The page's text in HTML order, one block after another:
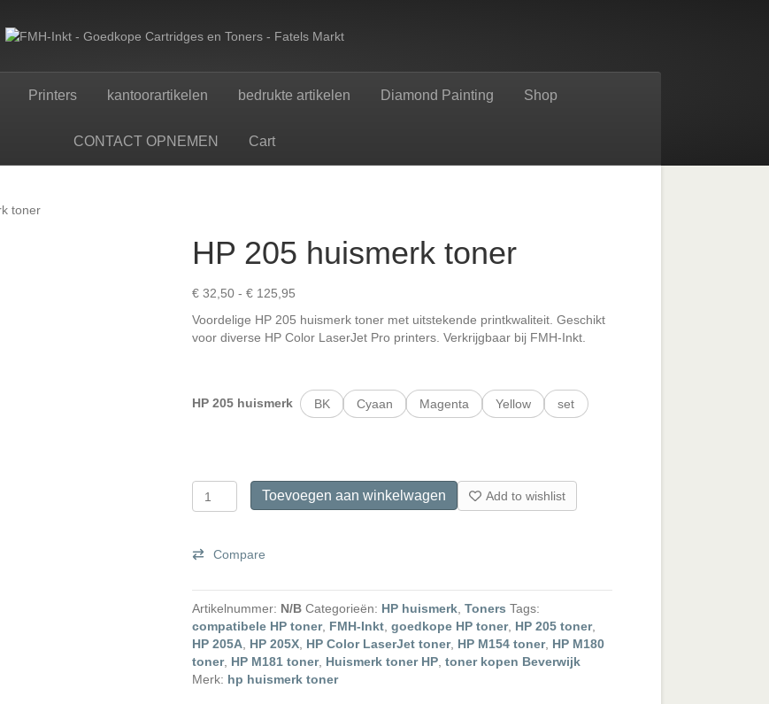
Printers kantoorartikelen bedrukte artikelen Diamond Painting Shop
CONTACT OPNEMEN Cart
toner
HP 205 huismerk toner
€32,50 - €125,95Prijsklasse:
tot
€ 125,95
Voordelige HP 205 huismerk toner met uitstekende printkwaliteit. Geschikt
voor diverse HP Color LaserJet Pro printers. Verkrijgbaar bij FMH-Inkt.
HP 205 huismerk BK Cyaan Magenta Yellow set
HP
205
aantal
Toevoegen aan winkelwagen Add to wishlist
Compare
Artikelnummer: N/B Categorieën: HP huismerk, Toners Tags:
compatibele HP toner, FMH-Inkt, goedkope HP toner, HP 205 toner,
HP 205A, HP 205X, HP Color LaserJet toner, HP M154 toner, HP M180
toner, HP M181 toner, Huismerk toner HP, toner kopen Beverwijk
Merk: hp huismerk toner